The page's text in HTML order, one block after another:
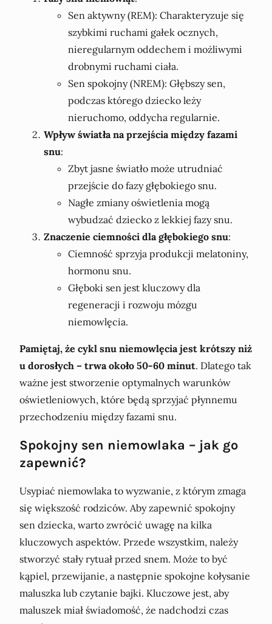
Sen aktywny (REM): Charakteryzuje się
szybkimi ruchami gałek ocznych,
nieregularnym oddechem i możliwymi
drobnymi ruchami ciała.
Sen spokojny (NREM): Głębszy sen,
podczas którego dziecko leży
nieruchomo, oddycha regularnie.
Wpływ światła na przejścia między fazami
snu:
Zbyt jasne światło może utrudniać
przejście do fazy głębokiego snu.
Nagłe zmiany oświetlenia mogą
wybudzać dziecko z lekkiej fazy snu.
Znaczenie ciemności dla głębokiego snu:
Ciemność sprzyja produkcji melatoniny,
hormonu snu.
Głęboki sen jest kluczowy dla
regeneracji i rozwoju mózgu
niemowlęcia.
Pamiętaj, że cykl snu niemowlęcia jest krótszy niż
u dorosłych – trwa około 50-60 minut. Dlatego tak
ważne jest stworzenie optymalnych warunków
oświetleniowych, które będą sprzyjać płynnemu
przechodzeniu między fazami snu.
Spokojny sen niemowlaka – jak go
zapewnić?
Usypiać niemowlaka to wyzwanie, z którym zmaga
się większość rodziców. Aby zapewnić spokojny
sen dziecka, warto zwrócić uwagę na kilka
kluczowych aspektów. Przede wszystkim, należy
stworzyć stały rytuał przed snem. Może to być
kąpiel, przewijanie, a następnie spokojne kołysanie
maluszka lub czytanie bajki. Kluczowe jest, aby
maluszek miał świadomość, że nadchodzi czas